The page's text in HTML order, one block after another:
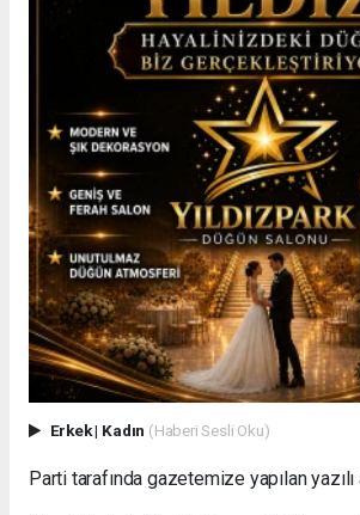
Erkek| Kadın (Haberi Sesli Oku)
Parti tarafında gazetemize yapılan yazılı